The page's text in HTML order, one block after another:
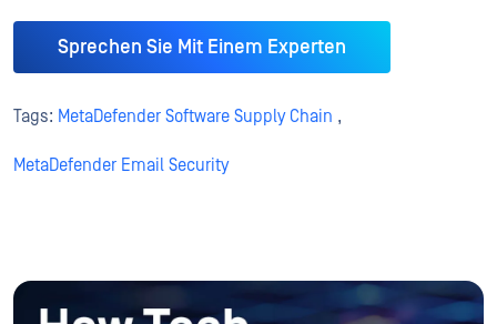
Sprechen Sie Mit Einem Experten
Tags: MetaDefender Software Supply Chain ,
MetaDefender Email Security